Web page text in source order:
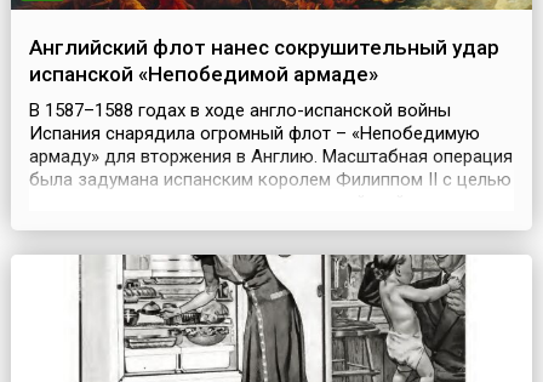
Английский флот нанес сокрушительный удар
испанской «Непобедимой армаде»
В 1587–1588 годах в ходе англо-испанской войны
Испания снарядила огромный флот – «Непобедимую
армаду» для вторжения в Англию. Масштабная операция
была задумана испанским королем Филиппом II с целью
способствовать планам по возвращению
церкви.Филипп собрал приблизительно 130 больших и
средних военных к...